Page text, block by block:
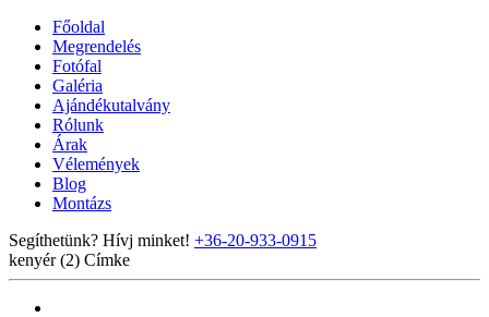
Főoldal
Megrendelés
Fotófal
Galéria
Ajándékutalvány
Rólunk
Árak
Vélemények
Blog
Montázs
Segíthetünk? Hívj minket! +36-20-933-0915
kenyér (2) Címke